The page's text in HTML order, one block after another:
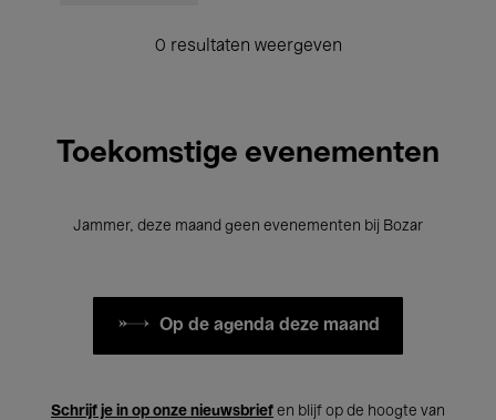
0 resultaten weergeven
Toekomstige evenementen
Jammer, deze maand geen evenementen bij Bozar
Op de agenda deze maand
Schrijf je in op onze nieuwsbrief en blijf op de hoogte van